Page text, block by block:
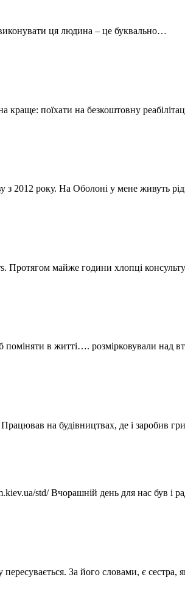
ця людина – це буквально…
поїхати на безкоштовну
з 2012 року. На Оболоні у мене живуть
Протягом майже години хлопці
в житті…. розмірковували над
на будівництвах, де і заробив
std/ Вчорашній день для нас був і
пересувається. За його словами, є